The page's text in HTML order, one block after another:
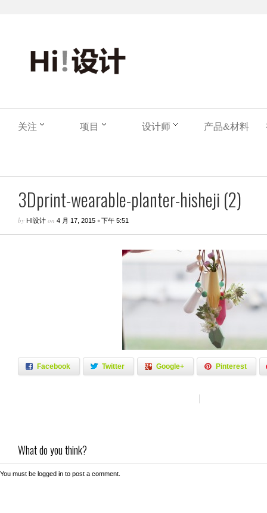
关注 项目 设计师 产品&材料
3Dprint-wearable-planter-hisheji (2)
by HI设计 on 4 月 17, 2015 •下午 5:51
Facebook Twitter Google+ Pinterest
What do you think?
You must be logged in to post a comment.